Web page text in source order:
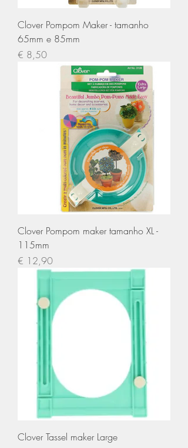
Clover Pompom Maker - tamanho
65mm e 85mm
Preço
€ 8,50
Clover Pompom maker tamanho XL -
115mm
Preço
€ 12,90
Clover Tassel maker Large